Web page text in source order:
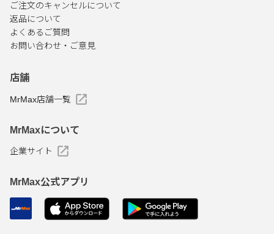
ご注文のキャンセルについて
返品について
よくあるご質問
お問い合わせ・ご意見
店舗
MrMax店舗一覧
MrMaxについて
企業サイト
MrMax公式アプリ